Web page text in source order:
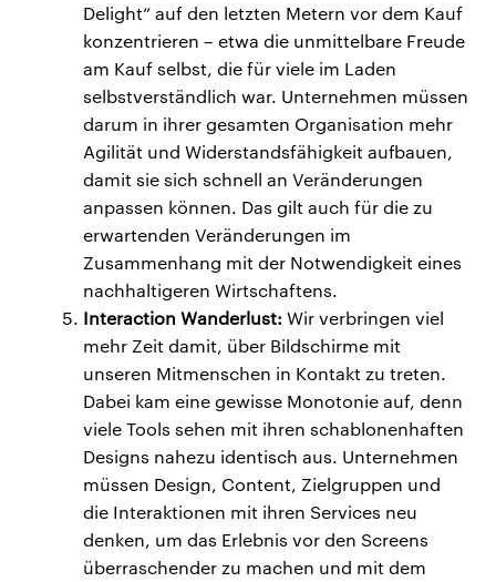
Delight“ auf den letzten Metern vor dem Kauf
konzentrieren – etwa die unmittelbare Freude
am Kauf selbst, die für viele im Laden
selbstverständlich war. Unternehmen müssen
darum in ihrer gesamten Organisation mehr
Agilität und Widerstandsfähigkeit aufbauen,
damit sie sich schnell an Veränderungen
anpassen können. Das gilt auch für die zu
erwartenden Veränderungen im
Zusammenhang mit der Notwendigkeit eines
nachhaltigeren Wirtschaftens.
Interaction Wanderlust: Wir verbringen viel
mehr Zeit damit, über Bildschirme mit
unseren Mitmenschen in Kontakt zu treten.
Dabei kam eine gewisse Monotonie auf, denn
viele Tools sehen mit ihren schablonenhaften
Designs nahezu identisch aus. Unternehmen
müssen Design, Content, Zielgruppen und
die Interaktionen mit ihren Services neu
denken, um das Erlebnis vor den Screens
überraschender zu machen und mit dem